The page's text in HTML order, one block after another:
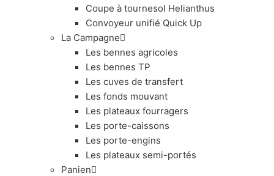
Coupe à tournesol Helianthus
Convoyeur unifié Quick Up
La Campagne
Les bennes agricoles
Les bennes TP
Les cuves de transfert
Les fonds mouvant
Les plateaux fourragers
Les porte-caissons
Les porte-engins
Les plateaux semi-portés
Panien